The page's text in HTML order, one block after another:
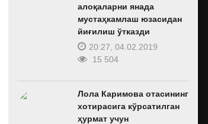
алоқаларни янада
мустаҳкамлаш юзасидан
йиғилиш ўтказди
20:27, 04.02.2019
15 504
Лола Каримова отасининг
хотирасига кўрсатилган
ҳурмат учун